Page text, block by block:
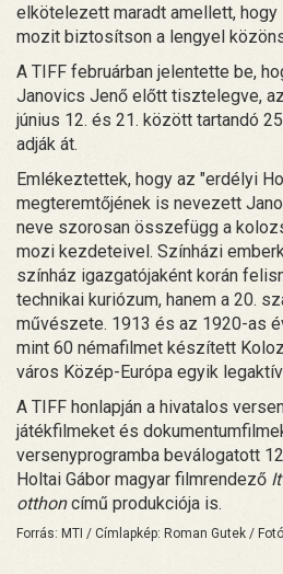
elkötelezett maradt amellett,
mozit biztosítson a lengyel
A TIFF februárban jelentette be,
Janovics Jenő előtt tisztelegve,
június 12. és 21. között tartandó
adják át.
Emlékeztettek, hogy az "erdélyi
megteremtőjének is nevezett
neve szorosan összefügg a
mozi kezdeteivel. Színházi
színház igazgatójaként korán
technikai kuriózum, hanem a 20.
művészete. 1913 és az 1920-as
mint 60 némafilmet készített
város Közép-Európa egyik
A TIFF honlapján a hivatalos
játékfilmeket és
versenyprogramba beválogatott
Holtai Gábor magyar filmrendező
otthoncímű produkciója is.
Forrás: MTI / Címlapkép: Roman Gutek /